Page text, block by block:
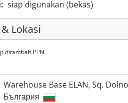
siap digunakan (bekas)
Lokasi
ditambah PPN
Warehouse Base ELAN, Sq.
България